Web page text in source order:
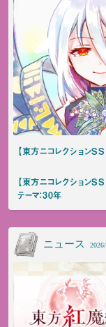
【東方ニコレクション
【東方ニコレクション
テーマ：30年
ニュース